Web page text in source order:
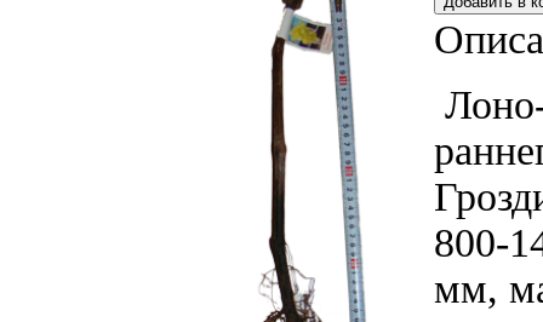
800-
мм,